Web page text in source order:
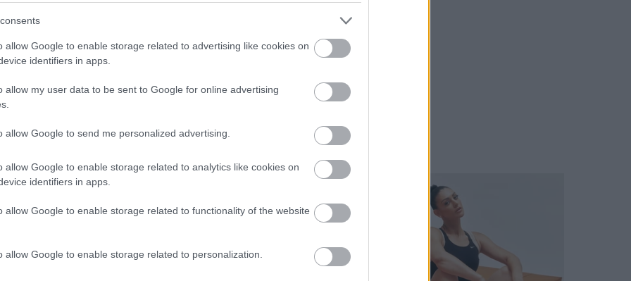
allow Google to enable storage related to advertising like cookies on
identifiers in apps.
allow my user data to be sent to Google for online advertising
allow Google to send me personalized advertising.
allow Google to enable storage related to analytics like cookies on
identifiers in apps.
allow Google to enable storage related to functionality of the website
allow Google to enable storage related to personalization.
nézői nem látnak,